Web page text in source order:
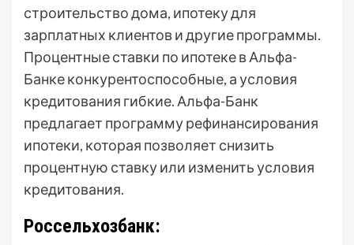
строительство дома, ипотеку для
зарплатных клиентов и другие программы.
Процентные ставки по ипотеке в Альфа-
Банке конкурентоспособные, а условия
кредитования гибкие. Альфа-Банк
предлагает программу рефинансирования
ипотеки, которая позволяет снизить
процентную ставку или изменить условия
кредитования.
Россельхозбанк: